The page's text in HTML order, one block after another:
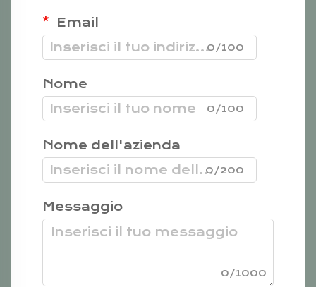
Email
0/100
Nome
0/100
Nome dell'azienda
0/200
Messaggio
0/1000